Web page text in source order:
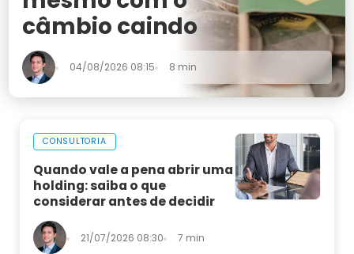
câmbio caindo
04/08/2026 08:15 8 min
CONSULTORIA
Quando vale a pena abrir uma
holding: saiba o que
considerar antes de decidir
21/07/2026 08:30 7 min